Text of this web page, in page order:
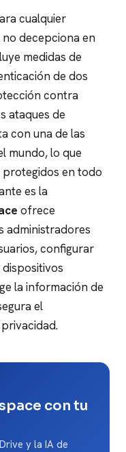
cualquier
no decepciona en
medidas de
de dos
contra
ataques de
con una de las
mundo, lo que
en todo
es la
ofrece
administradores
configurar
la información de
el
con tu
y la IA de